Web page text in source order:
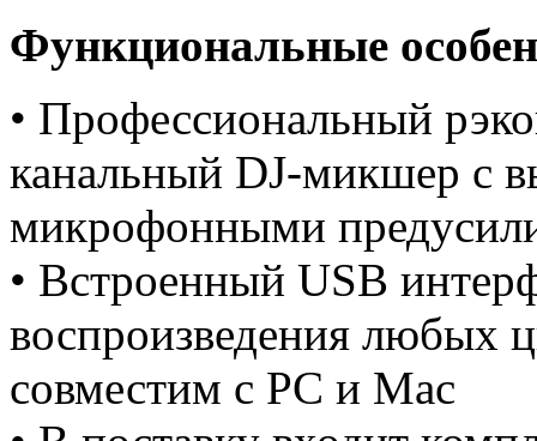
Функциональные
• Профессиональный
канальный DJ-микшер с
микрофонными
• Встроенный USB
воспроизведения любых
совместим с PC и Mac